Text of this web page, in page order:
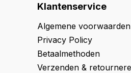
Klantenservice
Algemene voorwaarden
Privacy Policy
Betaalmethoden
Verzenden &